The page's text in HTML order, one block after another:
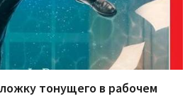
тонущего в рабочем